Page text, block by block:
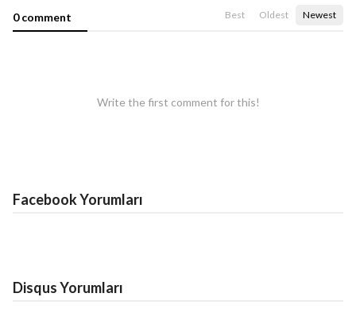
0 comment Best Oldest Newest
Write the first comment for this!
Facebook Yorumları
Disqus Yorumları